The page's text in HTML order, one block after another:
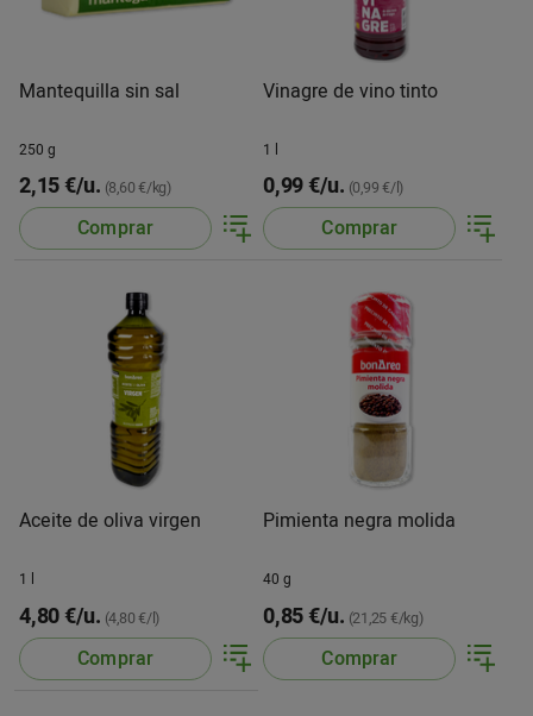
Mantequilla sin sal
250 g
2,15 €/u. (8,60 €/kg)
Comprar
Vinagre de vino tinto
1 l
0,99 €/u. (0,99 €/l)
Comprar
Aceite de oliva virgen
1 l
4,80 €/u. (4,80 €/l)
Comprar
Pimienta negra molida
40 g
0,85 €/u. (21,25 €/kg)
Comprar